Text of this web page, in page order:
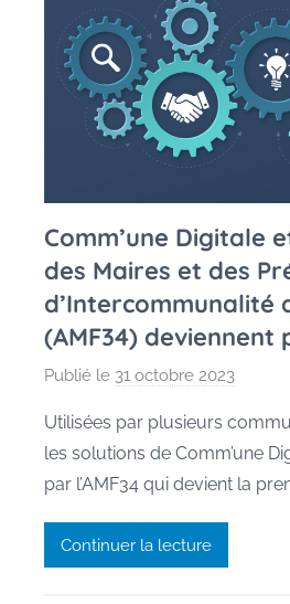
e
n
Comm’une Digitale
des Maires et des
d’Intercommunalité
(AMF34) deviennent
Publié le 31 octobre 2023
r
P
e
Utilisées par plusieurs
les solutions de Comm’une
par l’AMF34 qui devient la
Continuer la lecture